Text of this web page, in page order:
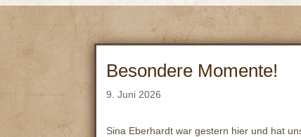
Besondere Momente!
9. Juni 2026
Sina Eberhardt war gestern hier und hat